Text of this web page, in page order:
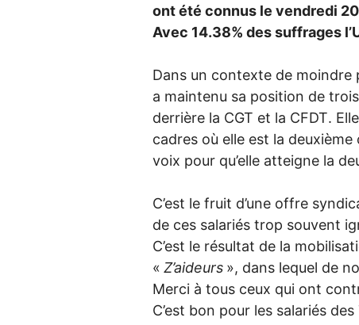
ont été connus le vendredi
Avec 14.38% des suffrages l’
Dans un contexte de moindre
a maintenu sa position de
derrière la CGT et la CFDT.
cadres où elle est la
voix pour qu’elle atteigne la
C’est le fruit d’une offre
de ces salariés trop souvent
C’est le résultat de la
« Z’aideurs », dans lequel de
Merci à tous ceux qui ont
C’est bon pour les salariés des